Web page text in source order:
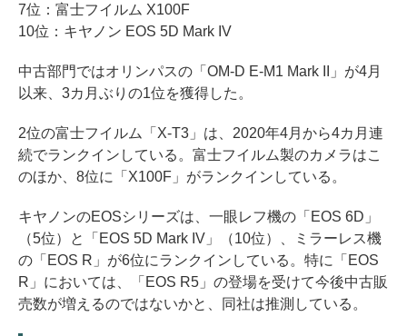
7位：富士フイルム X100F
10位：キヤノン EOS 5D Mark IV
中古部門ではオリンパスの「OM-D E-M1 Mark II」が4月
以来、3カ月ぶりの1位を獲得した。
2位の富士フイルム「X-T3」は、2020年4月から4カ月連
続でランクインしている。富士フイルム製のカメラはこ
のほか、8位に「X100F」がランクインしている。
キヤノンのEOSシリーズは、一眼レフ機の「EOS 6D」
（5位）と「EOS 5D Mark IV」（10位）、ミラーレス機
の「EOS R」が6位にランクインしている。特に「EOS
R」においては、「EOS R5」の登場を受けて今後中古販
売数が増えるのではないかと、同社は推測している。